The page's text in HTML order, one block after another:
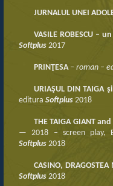
JURNALUL UNEI
VASILE ROBESCU –
Softplus 2017
PRINŢESA– roman –
URIAŞUL DIN TAIGA
editura Softplus 2018
THE TAIGA GIANT
— 2018 – screen play,
Softplus 2018
CASINO, DRAGOSTEA
Softplus 2018